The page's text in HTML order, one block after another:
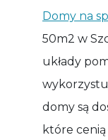
Domy na
50m2 w
układy
domy są
które